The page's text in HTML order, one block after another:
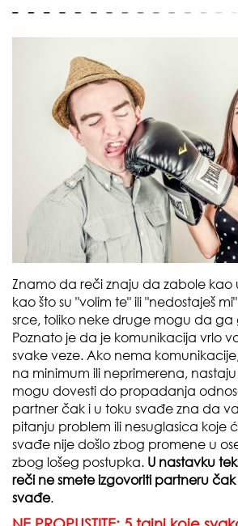
Znamo da reči znaju da zabole kao
kao što su "volim te" ili "nedostaješ
srce, toliko neke druge mogu da ga
Poznato je da je komunikacija vrlo
svake veze. Ako nema
na minimum ili neprimerena,
mogu dovesti do propadanja
partner čak i u toku svađe zna da
pitanju problem ili nesuglasica koje
svađe nije došlo zbog promene u
zbog lošeg postupka. U nastavku
reči ne smete izgovoriti partneru čak
svađe.